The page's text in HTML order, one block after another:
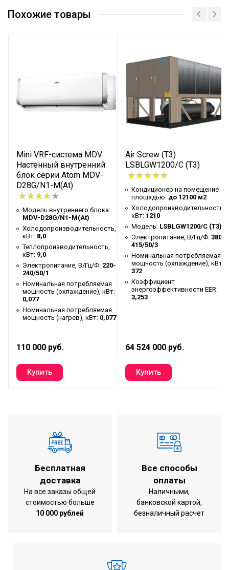
площадью
B
Электропитание, В/Гц/Ф
380-415/50/3
мощность (охлаждение), кВт
59,74
5,638
6,516
Гидравлические параметры
испарителя
тип
Гидравлические параметры
испарителя
сопротивление,
кПа
Гидравлические параметры
испарителя
расход воды,
м³/ч
Гидравлические параметры
испарителя
диаметр труб,
мм
Гидравлические параметры
(конденсатор, кожухотрубный)
сопротивление,
кПа
Гидравлические параметры
(конденсатор, кожухотрубный)
(конденсатор, кожухотрубный)
мм
Тип компрессора
винтовой
Тип хладагента
R134a
Вес (нетто/брутто), кг
2458
Похожие товары
Mini VRF-система MDV
Настенный внутренний
блок серии Atom MDV-
D28G/N1-M(At)
Модель внутреннего блока:
MDV-D28G/N1-M(At)
Холодопроизводительность,
кВт: 8,0
Теплопроизводительность,
кВт: 9,0
Электропитание, В/Гц/Ф: 220-
240/50/1
Номинальная потребляемая
мощность (охлаждение), кВт:
0,077
Номинальная потребляемая
мощность (нагрев), кВт: 0,077
110 000 руб.
Air Screw (T3)
LSBLGW1200/C (T3)
Кондиционер на помещение
площадью: до 12100 м2
Холодопроизводительность,
кВт: 1210
Модель: LSBLGW1200/C (T3)
Электропитание, В/Гц/Ф: 380-
415/50/3
Номинальная потребляемая
мощность (охлаждение), кВт:
372
Коэффициент
энергоэффективности EER:
3,253
64 524 000 руб.
Бесплатная
доставка
На все заказы общей
стоимостью больше
10 000 рублей
Все способы
оплаты
Наличными,
банковской картой,
безналичный расчет